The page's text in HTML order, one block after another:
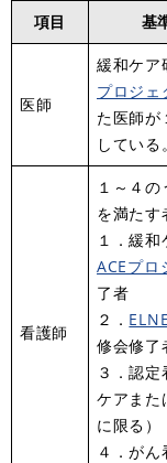
項目 基
医師
緩和ケア
プロジェ
た医師が
している。
看護師
１～４
を満たす
１．緩
ACEプロ
了者
２．
修会修了
３．認
ケアまた
に限る）
４．が